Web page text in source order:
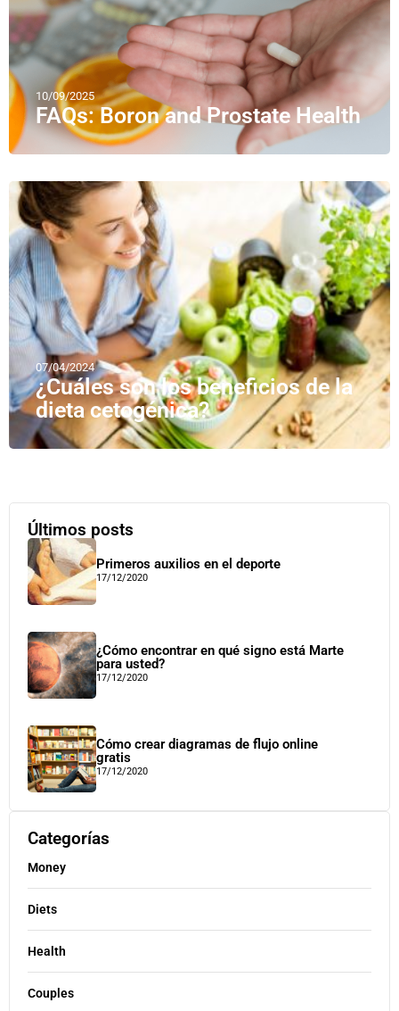
10/09/2025
FAQs: Boron and Prostate Health
07/04/2024
¿Cuáles son los beneficios de la
dieta cetogénica?
Últimos posts
Primeros auxilios en el deporte
17/12/2020
¿Cómo encontrar en qué signo está Marte
para usted?
17/12/2020
Cómo crear diagramas de flujo online
gratis
17/12/2020
Categorías
Money
Diets
Health
Couples